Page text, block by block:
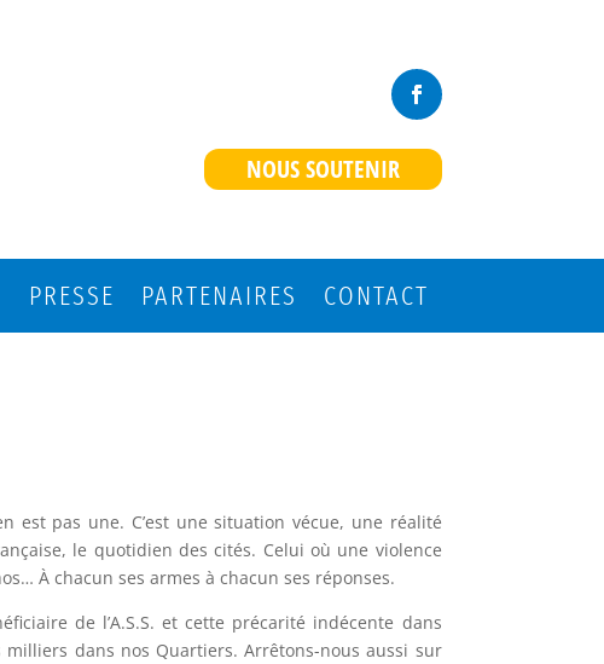
NOUS SOUTENIR
PRESSE PARTENAIRES CONTACT
est pas une. C’est une situation vécue, une réalité
le quotidien des cités. Celui où une violence
À chacun ses armes à chacun ses réponses.
de l’A.S.S. et cette précarité indécente dans
dans nos Quartiers. Arrêtons-nous aussi sur